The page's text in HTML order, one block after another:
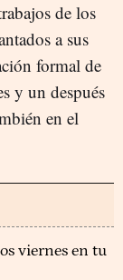
de los
a sus
formal de
y un después
en el
viernes en tu